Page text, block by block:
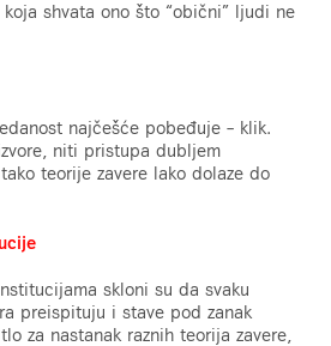
shvata ono što “obični” ljudi ne
najčešće pobeđuje – klik.
niti pristupa dubljem
teorije zavere lako dolaze do
skloni su da svaku
preispituju i stave pod zanak
za nastanak raznih teorija zavere,